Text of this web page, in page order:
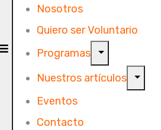
Nosotros
Quiero ser Voluntario
Programas
Nuestros artículos
Eventos
Contacto